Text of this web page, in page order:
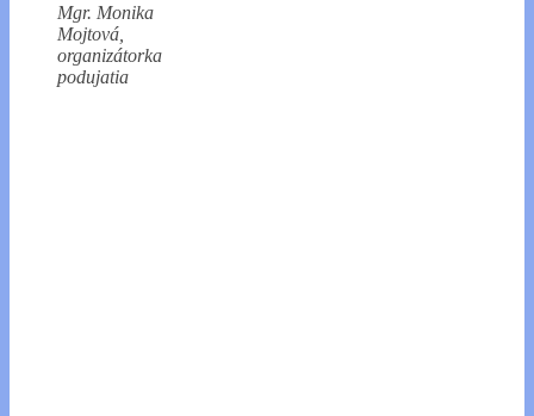
Mgr. Monika
Mojtová,
organizátorka
podujatia